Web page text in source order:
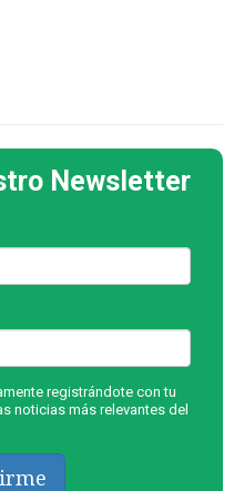
Newsletter
registrándote con tu
noticias más relevantes del